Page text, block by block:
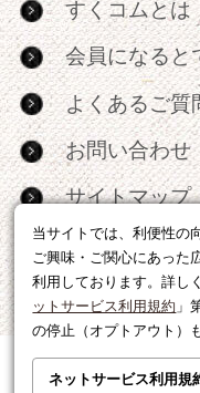
当サイトでは、利便性の
ご興味・ご関心にあった
利用しております。詳し
ットサービス利用規約 」
の停止（オプトアウト）
ネットサービス利用規
すくコムとは
会員になると
よくあるご質
お問い合わせ
サイトマップ
RSS
広告出稿・パ
利用規約|個人